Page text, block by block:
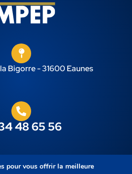
la Bigorre - 31600 Eaunes
48 65 56
pour vous offrir la meilleure